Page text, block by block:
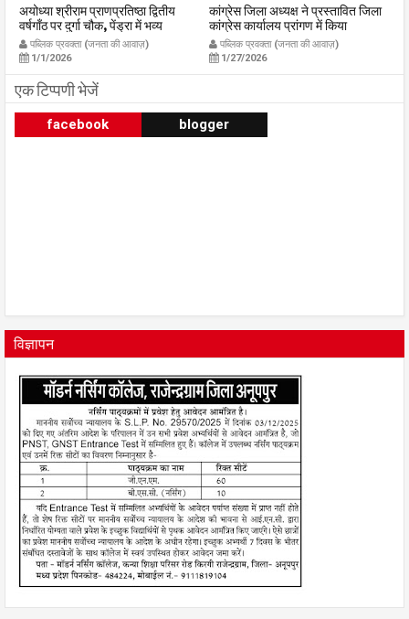
कांग्रेस जिला अध्यक्ष ने प्रस्तावित जिला
कांग्रेस कार्यालय प्रांगण में किया
ध्वजारोहण
publicpravakta.com
पब्लिक प्रवक्ता (जनता की आवाज़)
1/27/2026
युवा मोर्चा प्रदेश अध्यक्ष श्याम टेलर के
अनूपपुर प्रथम आगमन पर होगा भव्य
स्वागत युवा मोर्चा के ऊर्जावान जिला मंत्री
प्रदीप मिश्रा ने सभी युवाओं से सहभागिता
की अपील
पब्लिक प्रवक्ता (जनता की आवाज़)
2/8/2026
एक टिप्पणी भेजें
facebook blogger
विज्ञापन